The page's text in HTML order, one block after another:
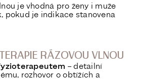
je vhodná pro ženy i muže
pokud je indikace stanovena
RÁZOVOU VLNOU
– detailní
rozhovor o obtížích a